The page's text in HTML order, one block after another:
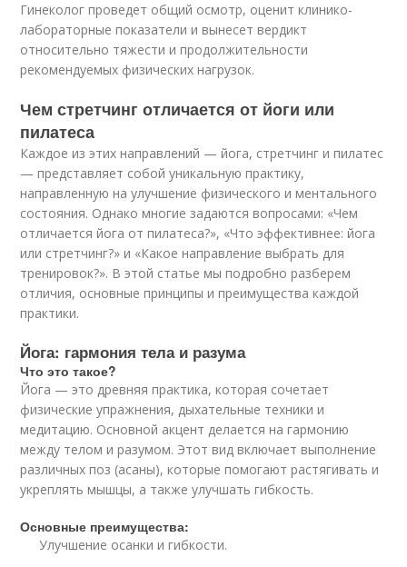
Гинеколог проведет общий осмотр, оценит клинико-
лабораторные показатели и вынесет вердикт
относительно тяжести и продолжительности
рекомендуемых физических нагрузок.
Чем стретчинг отличается от йоги или
пилатеса
Каждое из этих направлений — йога, стретчинг и пилатес
— представляет собой уникальную практику,
направленную на улучшение физического и ментального
состояния. Однако многие задаются вопросами: «Чем
отличается йога от пилатеса?», «Что эффективнее: йога
или стретчинг?» и «Какое направление выбрать для
тренировок?». В этой статье мы подробно разберем
отличия, основные принципы и преимущества каждой
практики.
Йога: гармония тела и разума
Что это такое?
Йога — это древняя практика, которая сочетает
физические упражнения, дыхательные техники и
медитацию. Основной акцент делается на гармонию
между телом и разумом. Этот вид включает выполнение
различных поз (асаны), которые помогают растягивать и
укреплять мышцы, а также улучшать гибкость.
Основные преимущества:
Улучшение осанки и гибкости.